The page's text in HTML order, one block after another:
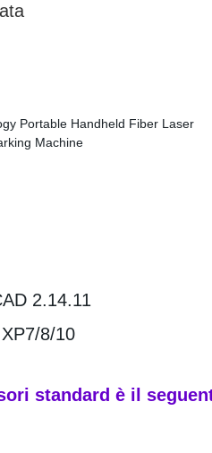
2.14.11
8/10
standard è il